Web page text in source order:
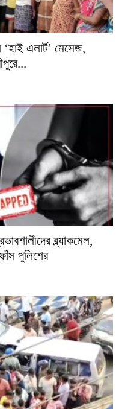
এলার্ট’ মেসেজ,
ব্ল্যাকমেল,
পুলিশের